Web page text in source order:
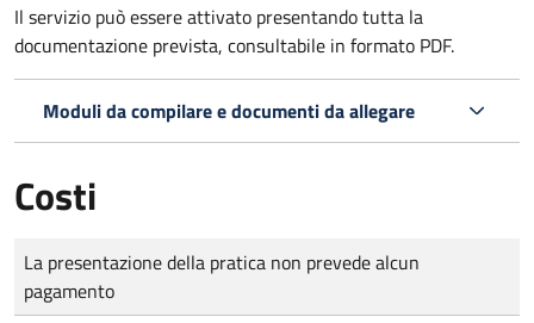
Il servizio può essere attivato presentando tutta la
documentazione prevista, consultabile in formato PDF.
Moduli da compilare e documenti da allegare
Costi
Tipo di pagamento
Importo
La presentazione della pratica non prevede alcun
pagamento